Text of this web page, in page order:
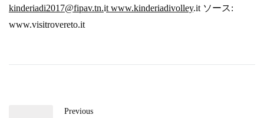
kinderiadi2017@fipav.tn.it www.kinderiadivolley.it ソース:
www.visitrovereto.it
Previous